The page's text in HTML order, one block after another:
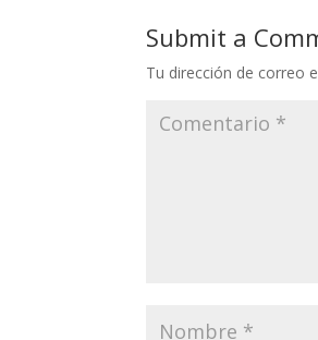
Submit a
Tu dirección de correo